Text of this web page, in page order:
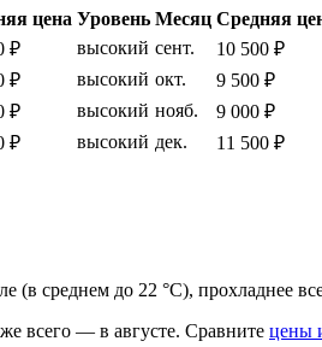
цена Уровень Месяц Средняя
₽ высокий сент. 10 500 ₽
₽ высокий окт. 9 500 ₽
₽ высокий нояб. 9 000 ₽
₽ высокий дек. 11 500 ₽
(в среднем до 22 °C), прохладнее
всего — в августе. Сравните цены